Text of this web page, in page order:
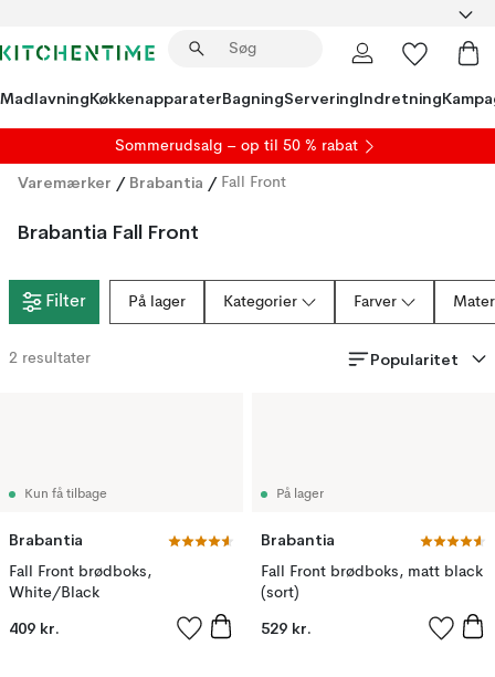
MadlavningKøkkenapparaterBagningServeringIndretning
Sommerudsalg – op til 50 % rabat
Varemærker / Brabantia / Fall Front
Brabantia Fall Front
Filter På lager Kategorier Farver
2 resultater Popularitet
Kun få tilbage
Brabantia
Fall Front brødboks,
White/Black
409 kr.
På lager
Brabantia
Fall Front brødboks, matt black
(sort)
529 kr.